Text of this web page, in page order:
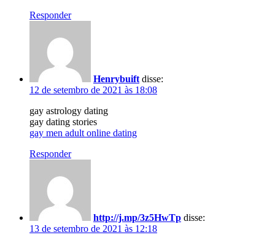
Responder
Henrybuift disse:
12 de setembro de 2021 às 18:08
gay astrology dating
gay dating stories
gay men adult online dating
Responder
http://j.mp/3z5HwTp disse:
13 de setembro de 2021 às 12:18